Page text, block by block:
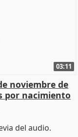
03:11
noviembre de
por nacimiento